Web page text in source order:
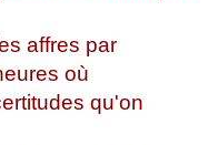
affres par
où
qu'on